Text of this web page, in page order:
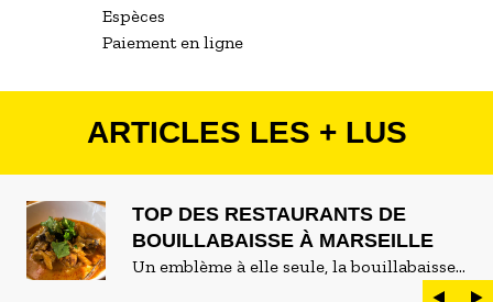
Espèces
Paiement en ligne
ARTICLES LES + LUS
TOP DES RESTAURANTS DE
BOUILLABAISSE À MARSEILLE
Un emblème à elle seule, la bouillabaisse
est LE plat marseillais par excellence. On